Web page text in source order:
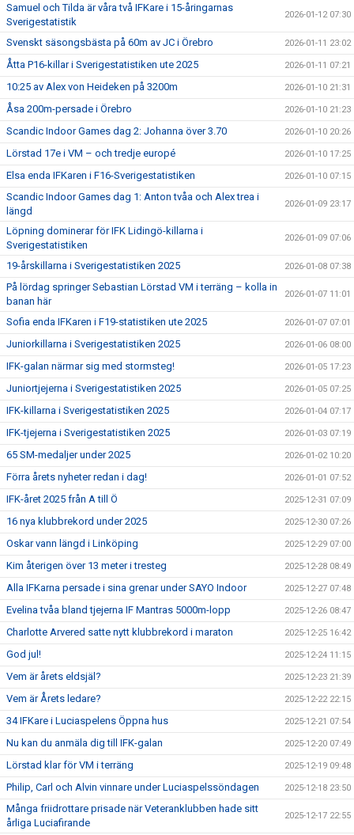
Samuel och Tilda är våra två IFKare i 15-åringarnas
Sverigestatistik
2026-01-12 07:30
Svenskt säsongsbästa på 60m av JC i Örebro 2026-01-11 23:02
Åtta P16-killar i Sverigestatistiken ute 2025 2026-01-11 07:21
10:25 av Alex von Heideken på 3200m 2026-01-10 21:31
Åsa 200m-persade i Örebro 2026-01-10 21:23
Scandic Indoor Games dag 2: Johanna över 3.70 2026-01-10 20:26
Lörstad 17e i VM – och tredje europé 2026-01-10 17:25
Elsa enda IFKaren i F16-Sverigestatistiken 2026-01-10 07:15
Scandic Indoor Games dag 1: Anton tvåa och Alex trea i
längd
2026-01-09 23:17
Löpning dominerar för IFK Lidingö-killarna i
Sverigestatistiken
2026-01-09 07:06
19-årskillarna i Sverigestatistiken 2025 2026-01-08 07:38
På lördag springer Sebastian Lörstad VM i terräng – kolla in
banan här
2026-01-07 11:01
Sofia enda IFKaren i F19-statistiken ute 2025 2026-01-07 07:01
Juniorkillarna i Sverigestatistiken 2025 2026-01-06 08:00
IFK-galan närmar sig med stormsteg! 2026-01-05 17:23
Juniortjejerna i Sverigestatistiken 2025 2026-01-05 07:25
IFK-killarna i Sverigestatistiken 2025 2026-01-04 07:17
IFK-tjejerna i Sverigestatistiken 2025 2026-01-03 07:19
65 SM-medaljer under 2025 2026-01-02 10:20
Förra årets nyheter redan i dag! 2026-01-01 07:52
IFK-året 2025 från A till Ö 2025-12-31 07:09
16 nya klubbrekord under 2025 2025-12-30 07:26
Oskar vann längd i Linköping 2025-12-29 07:00
Kim återigen över 13 meter i tresteg 2025-12-28 08:49
Alla IFKarna persade i sina grenar under SAYO Indoor 2025-12-27 07:48
Evelina tvåa bland tjejerna IF Mantras 5000m-lopp 2025-12-26 08:47
Charlotte Arvered satte nytt klubbrekord i maraton 2025-12-25 16:42
God jul! 2025-12-24 11:15
Vem är årets eldsjäl? 2025-12-23 21:39
Vem är Årets ledare? 2025-12-22 22:15
34 IFKare i Luciaspelens Öppna hus 2025-12-21 07:54
Nu kan du anmäla dig till IFK-galan 2025-12-20 07:49
Lörstad klar för VM i terräng 2025-12-19 09:48
Philip, Carl och Alvin vinnare under Luciaspelssöndagen 2025-12-18 23:50
Många friidrottare prisade när Veteranklubben hade sitt
årliga Luciafirande
2025-12-17 22:55